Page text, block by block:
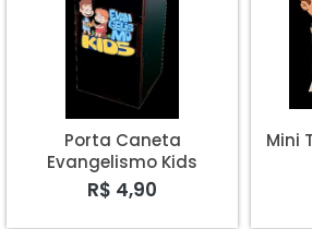
MAIOR PREÇO
Porta Caneta
Evangelismo Kids
R$ 4,90
Mini